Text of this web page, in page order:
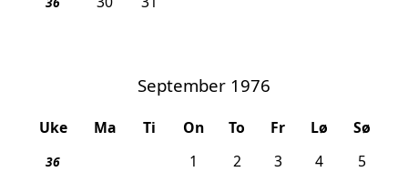
September 1976
Uke Ma Ti On To Fr Lø Sø
36 1 2 3 4 5